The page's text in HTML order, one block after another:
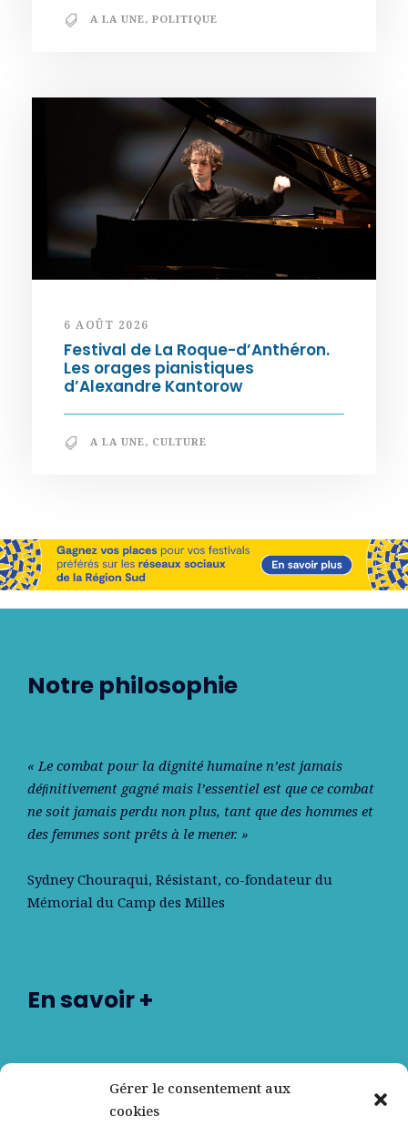
Gérer le consentement aux
cookies
A LA UNE, POLITIQUE
6 AOÛT 2026
Festival de La Roque-d’Anthéron.
Les orages pianistiques
d’Alexandre Kantorow
A LA UNE, CULTURE
Notre philosophie
« Le combat pour la dignité humaine n’est jamais
déﬁnitivement gagné mais l’essentiel est que ce combat
ne soit jamais perdu non plus, tant que des hommes et
des femmes sont prêts à le mener. »
Sydney Chouraqui, Résistant, co-fondateur du
Mémorial du Camp des Milles
En savoir +